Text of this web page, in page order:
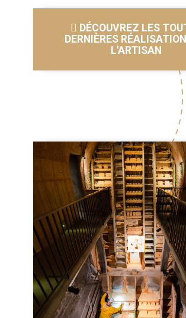
DÉCOUVREZ LES
DERNIÈRES
L'ARTISAN